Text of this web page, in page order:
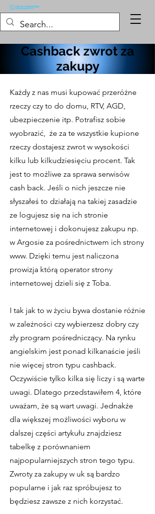
Cashback zwrot za
zakupy
Każdy z nas musi kupować przeróżne
rzeczy czy to do domu, RTV, AGD,
ubezpieczenie itp. Potrafisz sobie
wyobrazić, że za te wszystkie kupione
rzeczy dostajesz zwrot w wysokości
kilku lub kilkudziesięciu procent. Tak
jest to możliwe za sprawa serwisów
cash back. Jeśli o nich jeszcze nie
słyszałeś to działają na takiej zasadzie
ze logujesz się na ich stronie
internetowej i dokonujesz zakupu np.
w Argosie za pośrednictwem ich strony
www. Dzięki temu jest naliczona
prowizja którą operator strony
internetowej dzieli się z Toba.
I tak jak to w życiu bywa dostanie różnie
w zależności czy wybierzesz dobry czy
zły program pośredniczący. Na rynku
angielskim jest ponad kilkanaście jeśli
nie więcej stron typu cashback.
Oczywiście tylko kilka się liczy i są warte
uwagi. Dlatego przedstawiłem 4, które
uważam, że są wart uwagi. Jednakże
dla większej możliwości wyboru w
dalszej części artykułu znajdziesz
tabelkę z porównaniem
najpopularniejszych stron tego typu.
Zwroty za zakupy w uk są bardzo
popularne i jak raz spróbujesz to
będziesz zawsze z nich korzystać.